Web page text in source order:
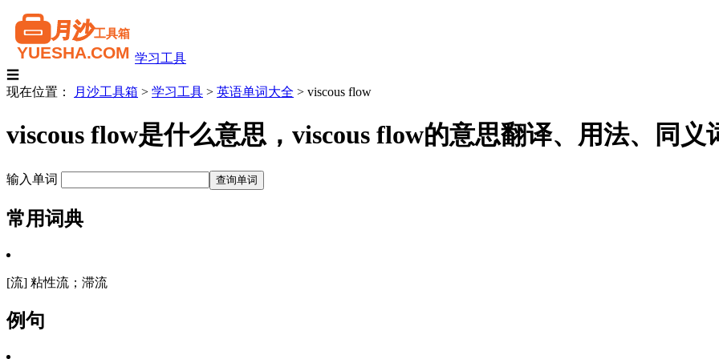
学习工具
☰
现在位置：
月沙工具箱 > 学习工具 > 英语单词大全 > viscous flow
viscous flow是什么意思，viscous flow的意思翻译、用法、同义
输入单词
常用词典
[流] 粘性流；滞流
例句